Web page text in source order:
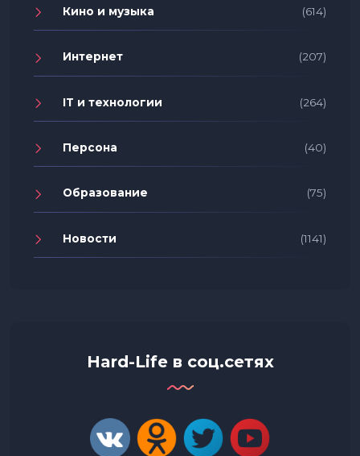
Кино и музыка (614)
Интернет (207)
IT и технологии (264)
Персона (40)
Образование (75)
Новости (1141)
Hard-Life в соц.сетях